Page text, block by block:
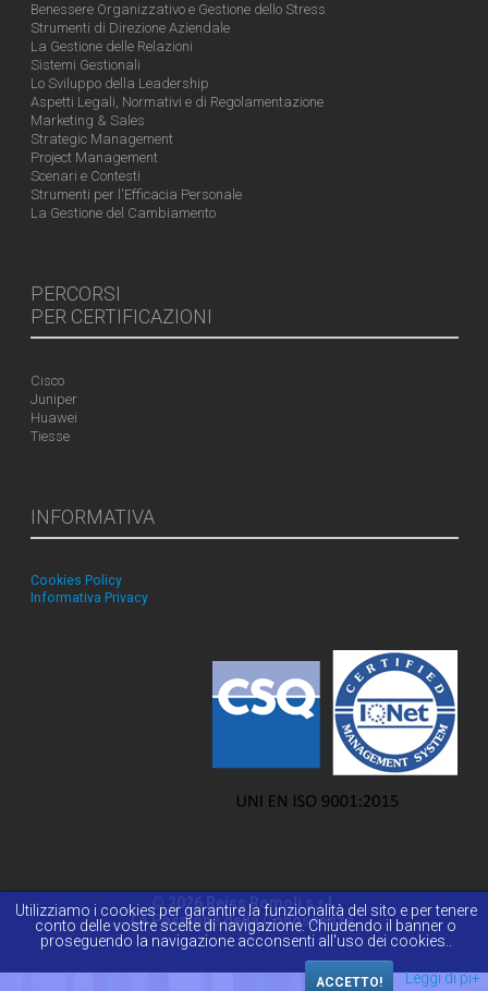
Benessere Organizzativo e Gestione dello Stress
Strumenti di Direzione Aziendale
La Gestione delle Relazioni
Sistemi Gestionali
Lo Sviluppo della Leadership
Aspetti Legali, Normativi e di Regolamentazione
Marketing & Sales
Strategic Management
Project Management
Scenari e Contesti
Strumenti per l'Efficacia Personale
La Gestione del Cambiamento
PERCORSI
PER CERTIFICAZIONI
Cisco
Juniper
Huawei
Tiesse
INFORMATIVA
Cookies Policy
Informativa Privacy
© 2026 Reiss Romoli s.r.l.
La Passione della Conoscenza.
Utilizziamo i cookies per garantire la funzionalità del sito e per tenere
conto delle vostre scelte di navigazione. Chiudendo il banner o
proseguendo la navigazione acconsenti all'uso dei cookies..
ACCETTO! Leggi di pi+